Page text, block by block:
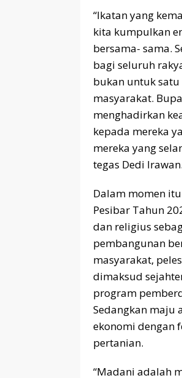
“Ikatan yang
kita kumpulkan
bersama- sama.
bagi seluruh
bukan untuk
masyarakat.
menghadirkan
kepada mereka
mereka yang
tegas Dedi Irawan.
Dalam momen
Pesibar Tahun
dan religius
pembangunan​​​
masyarakat,​
dimaksud
program
Sedangkan maju
ekonomi dengan
pertanian.
“Madani adalah